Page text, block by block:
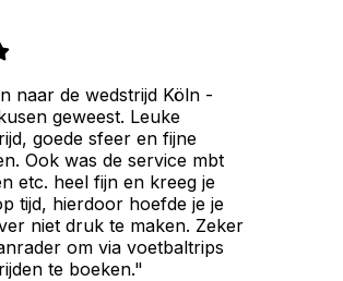
naar de wedstrijd Köln -
geweest. Leuke
goede sfeer en fijne
Ook was de service mbt
etc. heel fijn en kreeg je
tijd, hierdoor hoefde je je
niet druk te maken. Zeker
om via voetbaltrips
te boeken."